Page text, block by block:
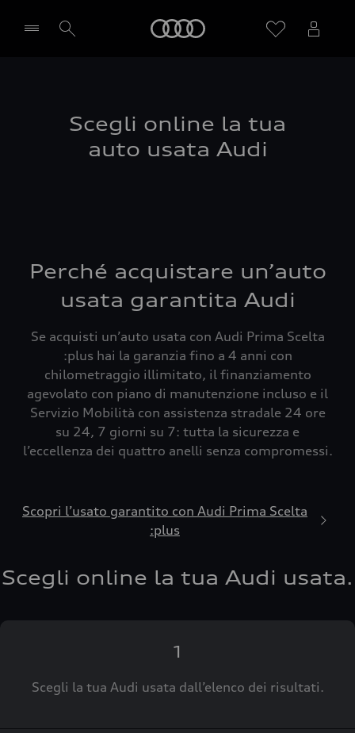
Scegli online la tua
auto usata Audi
Perché acquistare un’auto
usata garantita Audi
Se acquisti un’auto usata con Audi Prima Scelta
:plus hai la garanzia fino a 4 anni con
chilometraggio illimitato, il finanziamento
agevolato con piano di manutenzione incluso e il
Servizio Mobilità con assistenza stradale 24 ore
su 24, 7 giorni su 7: tutta la sicurezza e
l’eccellenza dei quattro anelli senza compromessi.
Scopri l’usato garantito con Audi Prima Scelta
:plus
Scegli online la tua Audi usata.
1
Scegli la tua Audi usata dall’elenco dei risultati.